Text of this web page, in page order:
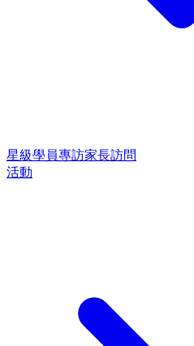
星級學員專訪家長訪問
活動